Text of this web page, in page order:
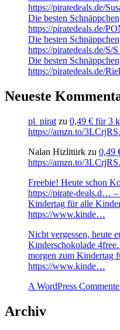
https://piratedeals.de/
Die besten
https://piratedeals.de/
Die besten
https://piratedeals.de/S/
Die besten
https://piratedeals.de/
Neueste
pl_pirat zu 0,49 € für 3
https://amzn.to/
Nalan Hizlitürk zu 0,49
https://amzn.to/
Freebie! Heute schon
https://pirate-deals.d… –
Kindertag für alle
https://www.kinde…
Nicht vergessen, heute
Kinderschokolade
morgen zum Kindertag
https://www.kinde…
A WordPress
Archiv